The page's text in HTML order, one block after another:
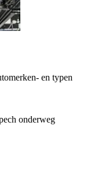
en typen
onderweg